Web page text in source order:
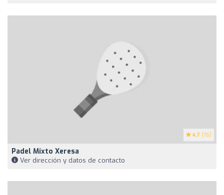
4.7 (76)
Padel Mixto Xeresa
Ver dirección y datos de contacto